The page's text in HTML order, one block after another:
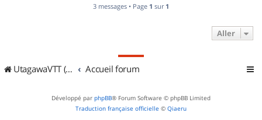
3 messages • Page 1 sur 1
Aller
UtagawaVTT (Randos VTT et VTTAE avec traces GPS) Accueil forum
Développé par phpBB® Forum Software © phpBB Limited
Traduction française officielle © Qiaeru